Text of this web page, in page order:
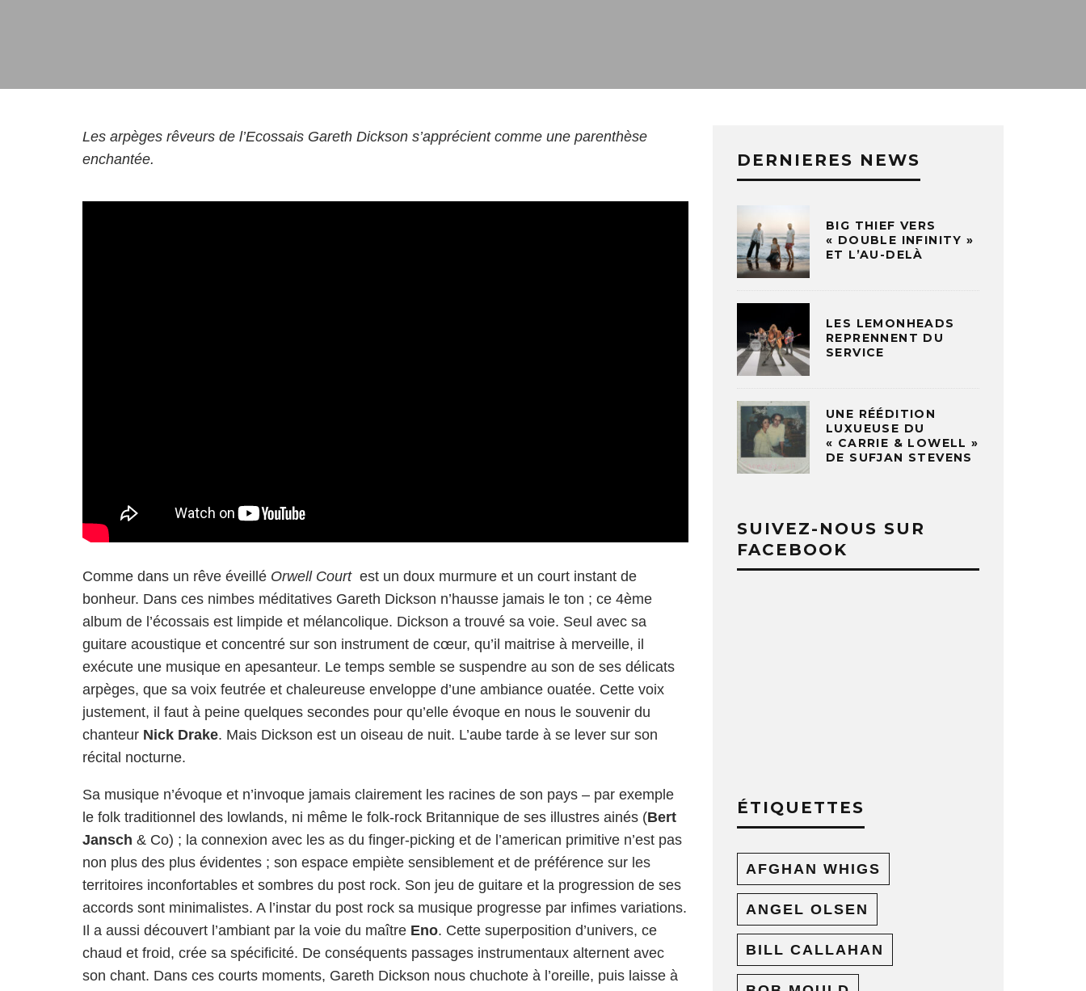
Les arpèges rêveurs de l’Ecossais Gareth Dickson s’apprécient comme une parenthèse
enchantée.
Comme dans un rêve éveillé Orwell Courtest un doux murmure et un court instant de
bonheur. Dans ces nimbes méditatives Gareth Dickson n’hausse jamais le ton ; ce 4ème
album de l’écossais est limpide et mélancolique. Dickson a trouvé sa voie. Seul avec sa
guitare acoustique et concentré sur son instrument de cœur, qu’il maitrise à merveille, il
exécute une musique en apesanteur. Le temps semble se suspendre au son de ses délicats
arpèges, que sa voix feutrée et chaleureuse enveloppe d’une ambiance ouatée. Cette voix
justement, il faut à peine quelques secondes pour qu’elle évoque en nous le souvenir du
chanteur Nick Drake. Mais Dickson est un oiseau de nuit. L’aube tarde à se lever sur son
récital nocturne.
Sa musique n’évoque et n’invoque jamais clairement les racines de son pays – par exemple
le folk traditionnel des lowlands, ni même le folk-rock Britannique de ses illustres ainés (Bert
Jansch & Co) ; la connexion avec les as du finger-picking et de l’american primitive n’est pas
non plus des plus évidentes ; son espace empiète sensiblement et de préférence sur les
territoires inconfortables et sombres du post rock. Son jeu de guitare et la progression de ses
accords sont minimalistes. A l’instar du post rock sa musique progresse par infimes variations.
Il a aussi découvert l’ambiant par la voie du maître Eno. Cette superposition d’univers, ce
chaud et froid, crée sa spécificité. De conséquents passages instrumentaux alternent avec
son chant. Dans ces courts moments, Gareth Dickson nous chuchote à l’oreille, puis laisse à
DERNIERES NEWS
BIG THIEF VERS
« DOUBLE INFINITY »
ET L’AU-DELÀ
LES LEMONHEADS
REPRENNENT DU
SERVICE
UNE RÉÉDITION
LUXUEUSE DU
« CARRIE & LOWELL »
DE SUFJAN STEVENS
SUIVEZ-NOUS SUR
FACEBOOK
ÉTIQUETTES
AFGHAN WHIGS
ANGEL OLSEN
BILL CALLAHAN